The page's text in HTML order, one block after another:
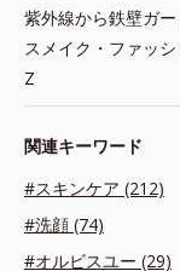
紫外線から鉄壁ガ
スメイク・ファッ
Z
関連キーワード
#スキンケア (212)
#洗顔 (74)
#オルビスユー (29)